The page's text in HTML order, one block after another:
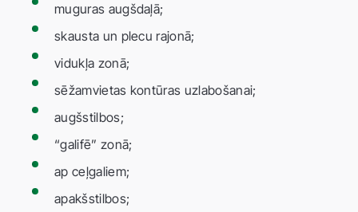
muguras augšdaļā;
skausta un plecu rajonā;
vidukļa zonā;
sēžamvietas kontūras uzlabošanai;
augšstilbos;
“galifē” zonā;
ap ceļgaliem;
apakšstilbos;